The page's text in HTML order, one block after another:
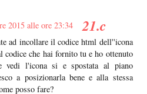
2015 alle ore 23:34
ad incollare il codice html dell''icona
codice che hai fornito tu e ho ottenuto
vedi l'icona si e spostata al piano
a posizionarla bene e alla stessa
posso fare?